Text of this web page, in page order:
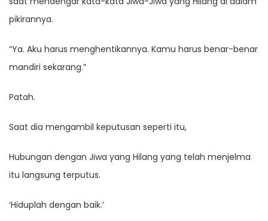
pikirannya.
“Ya. Aku harus menghentikannya. Kamu harus benar-benar
mandiri sekarang.”
Patah.
Saat dia mengambil keputusan seperti itu,
Hubungan dengan Jiwa yang Hilang yang telah menjelma
itu langsung terputus.
‘Hiduplah dengan baik.’